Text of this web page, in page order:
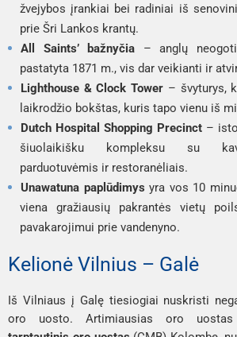
žvejybos įrankiai bei radiniai iš
prie Šri Lankos krantų.
All Saints’ bažnyčia – anglų
pastatyta 1871 m., vis dar veikianti ir
Lighthouse & Clock Tower – švyturys,
laikrodžio bokštas, kuris tapo vienu iš
Dutch Hospital Shopping Precinct –
šiuolaikišku kompleksu su
parduotuvėmis ir restoranėliais.
Unawatuna paplūdimys yra vos 10
viena gražiausių pakrantės vietų
pavakarojimui prie vandenyno.
Kelionė Vilnius – Galė
Iš Vilniaus į Galę tiesiogiai nuskristi
oro uosto. Artimiausias oro